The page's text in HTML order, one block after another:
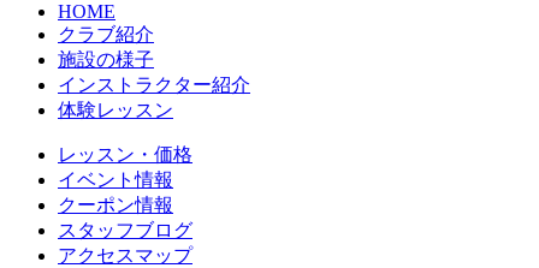
HOME
クラブ紹介
施設の様子
インストラクター紹介
体験レッスン
レッスン・価格
イベント情報
クーポン情報
スタッフブログ
アクセスマップ